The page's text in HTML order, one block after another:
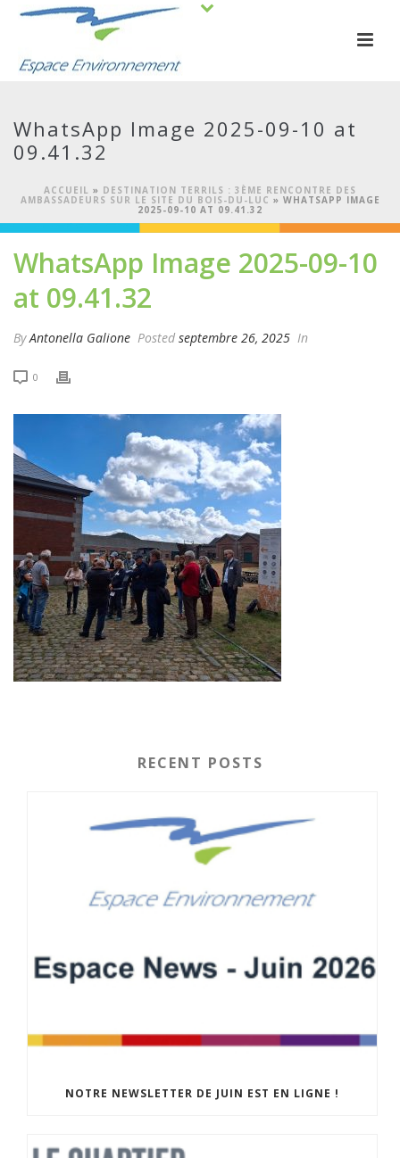
WhatsApp Image 2025-09-10 at
09.41.32
ACCUEIL » DESTINATION TERRILS : 3ÈME RENCONTRE DES
AMBASSADEURS SUR LE SITE DU BOIS-DU-LUC » WHATSAPP IMAGE
2025-09-10 AT 09.41.32
WhatsApp Image 2025-09-10
at 09.41.32
ByAntonella Galione Posted septembre 26, 2025 In
0
RECENT POSTS
NOTRE NEWSLETTER DE JUIN EST EN LIGNE !